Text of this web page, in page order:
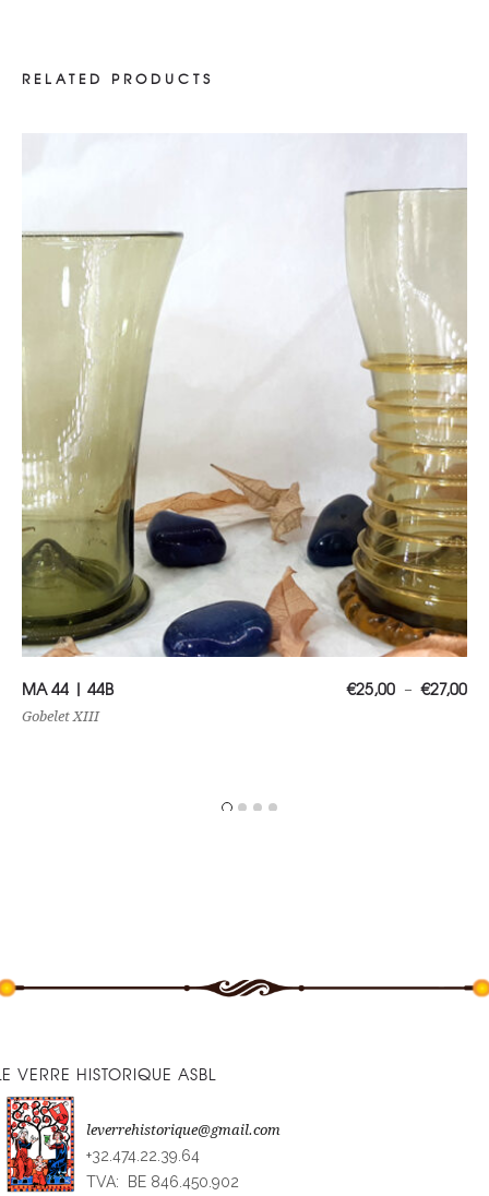
RELATED PRODUCTS
Choix des options
MA 44 | 44B €25,00 – €27,00
Gobelet XIII
VERRE HISTORIQUE ASBL
leverrehistorique@gmail.com
+32.474.22.39.64
TVA: BE 846.450.902